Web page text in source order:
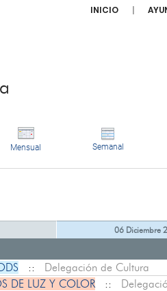
INICIO
Mensual Semanal
06 Diciembre
:: Delegación de Cultura
DE LUZ Y COLOR::